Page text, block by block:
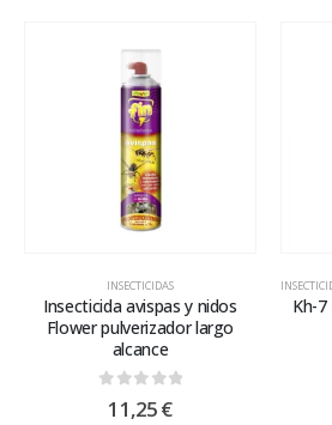
INSECTICIDAS
Insecticida avispas y nidos
Flower pulverizador largo
alcance
out of 5
11,25€
Kh-